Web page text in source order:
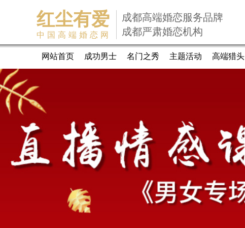
红尘有爱
中国高端婚恋网
成都高端婚恋服务品牌
成都严肃婚恋机构
网站首页 成功男士 名门之秀 主题活动 高端猎头